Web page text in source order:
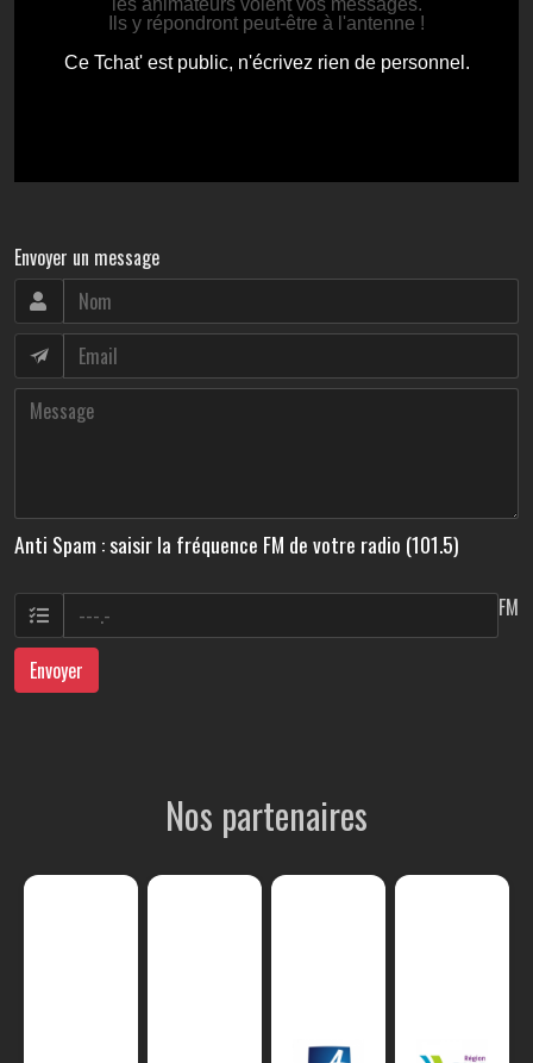
Envoyer un message
Anti Spam : saisir la fréquence FM de votre radio (101.5)
FM
Envoyer
Nos partenaires